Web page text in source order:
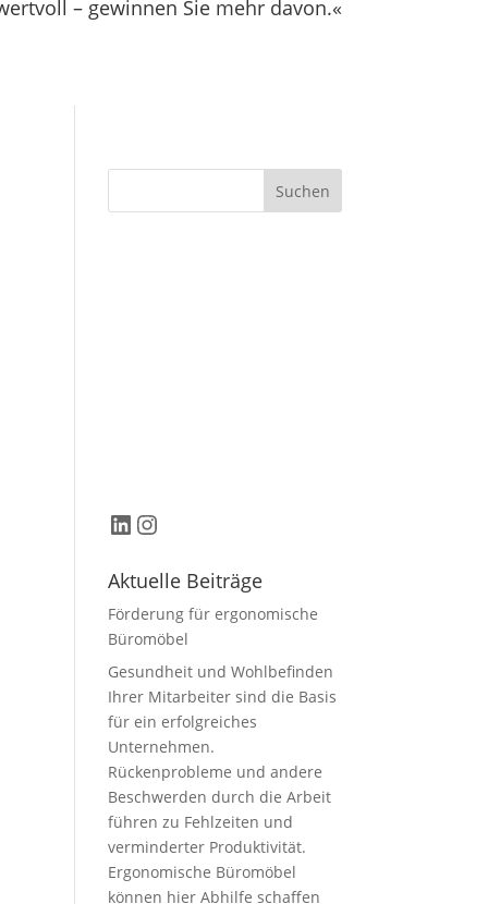
– gewinnen Sie mehr davon.«
Suchen
LinkedIn
Instagram
Aktuelle Beiträge
Förderung für ergonomische
Büromöbel
Gesundheit und Wohlbefinden
Ihrer Mitarbeiter sind die Basis
für ein erfolgreiches
Unternehmen.
Rückenprobleme und andere
Beschwerden durch die Arbeit
führen zu Fehlzeiten und
verminderter Produktivität.
Ergonomische Büromöbel
können hier Abhilfe schaffen